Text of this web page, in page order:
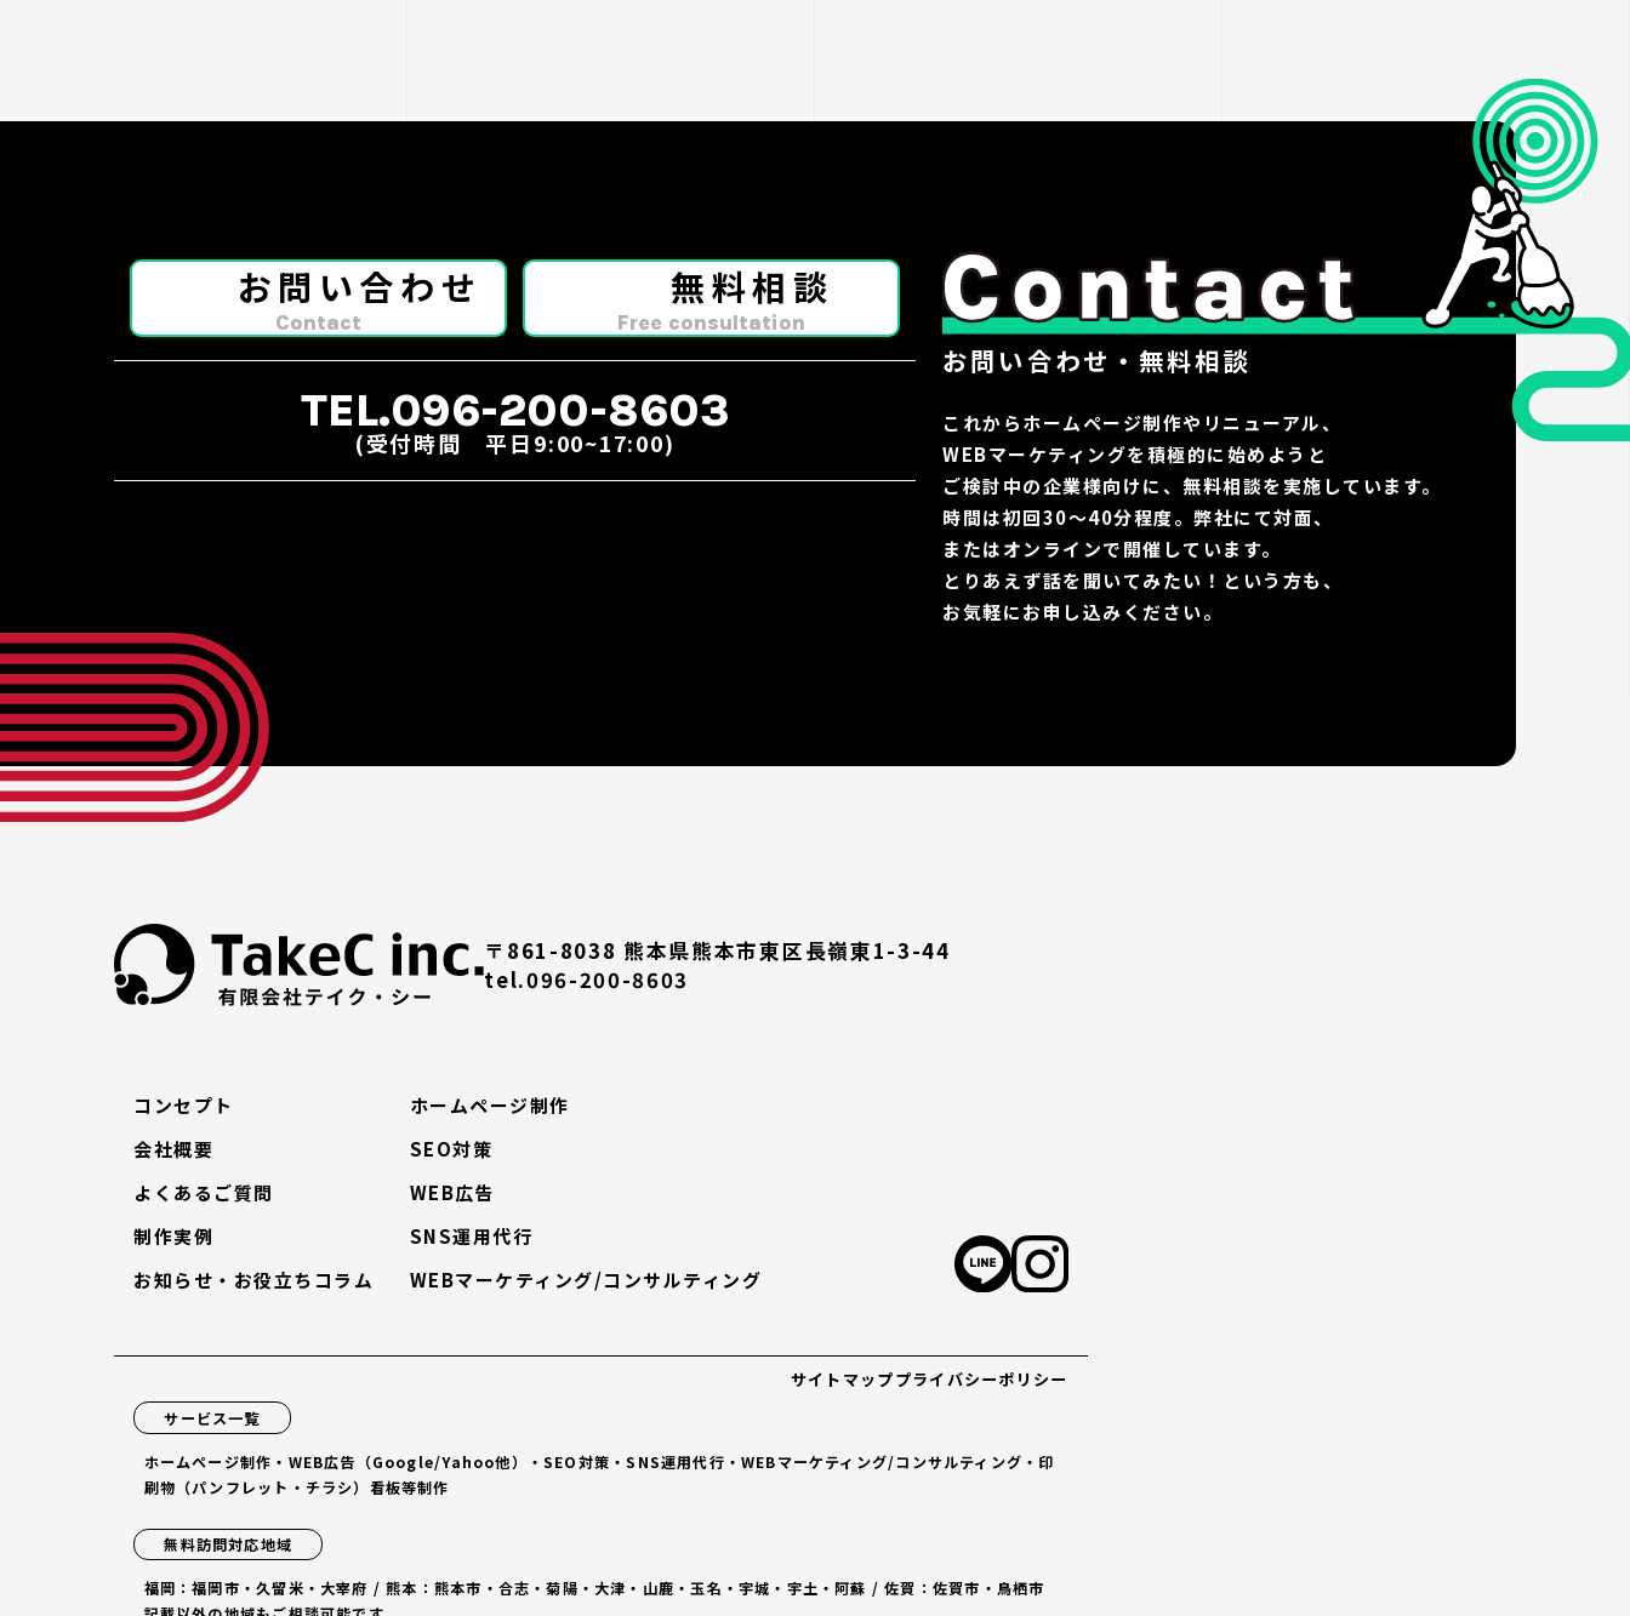
お問い合わせ・無料相談
これからホームページ制作やリニューアル、
WEBマーケティングを積極的に始めようと
ご検討中の企業様向けに、無料相談を実施しています。
時間は初回30〜40分程度。弊社にて対面、
またはオンラインで開催しています。
とりあえず話を聞いてみたい！という方も、
お気軽にお申し込みください。
お問い合わせ
Contact
無料相談
Free consultation
TEL.096-200-8603
(受付時間 平日9:00~17:00)
〒861-8038 熊本県熊本市東区長嶺東1-3-44
tel.096-200-8603
コンセプト
会社概要
よくあるご質問
制作実例
お知らせ・お役立ちコラム
ホームページ制作
SEO対策
WEB広告
SNS運用代行
WEBマーケティング/コンサルティング
サイトマッププライバシーポリシー
サービス一覧
ホームページ制作・WEB広告（Google/Yahoo他）・SEO対策・SNS運用代行・WEBマーケティング/コンサルティング・印
刷物（パンフレット・チラシ）看板等制作
無料訪問対応地域
福岡：福岡市・久留米・大宰府 / 熊本：熊本市・合志・菊陽・大津・山鹿・玉名・宇城・宇土・阿蘇 / 佐賀：佐賀市・鳥栖市